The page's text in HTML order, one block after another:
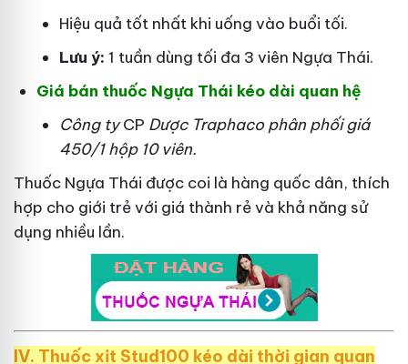
Hiệu quả tốt nhất khi uống vào buổi tối.
Lưu ý: 1 tuần dùng tối đa 3 viên Ngựa Thái.
Giá bán thuốc Ngựa Thái kéo dài quan hệ
Công tyCP Dược Traphacophân phối giá
450/1 hộp 10 viên.
Thuốc Ngựa Thái được coi là hàng quốc dân, thích
hợp cho giới trẻ với giá thành rẻ và khả năng sử
dụng nhiều lần.
IV. Thuốc xịt Stud100 kéo dài thời gian quan